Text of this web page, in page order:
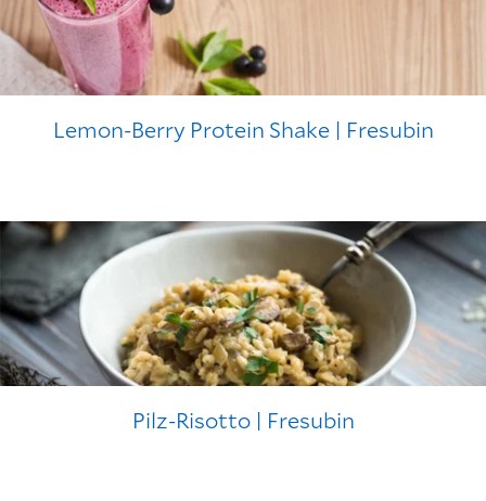
Lemon-Berry Protein Shake | Fresubin
Pilz-Risotto | Fresubin